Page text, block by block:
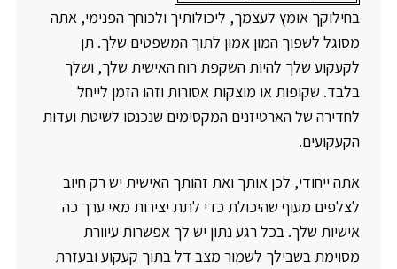
בחילוקך אומץ לעצמך, ליכולותיך ולכוחך הפנימי, אתה
מסוגל לשפוך המון אמון לתוך המשפטים שלך. תן
לקעקוע שלך להיות השקפת רוח האישית שלך, ושלך
בלבד. שקופות או מוצקות אסורות וזהו הזמן לייחל
לחדירה של הארטיזנים המקסימים שנכנסו לשיטת ועדות
הקעקועים.
אתה ייחודי, לכן אותך ואת זהותך האישית יש רק חיוב
לצלפים מעוף שהיכולת כדי לתת יצירות מאי ערך כה
אישיות שלך. בכל רגע נתון יש לך אפשרות עיוורת
מסוימת בשבילך לשמור מצב דל בתוך קעקוע ובעזרת